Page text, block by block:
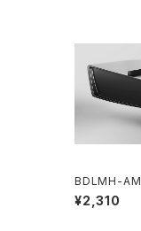
BDLMH-
ビューミラー
10 LMHボデ
¥2,310